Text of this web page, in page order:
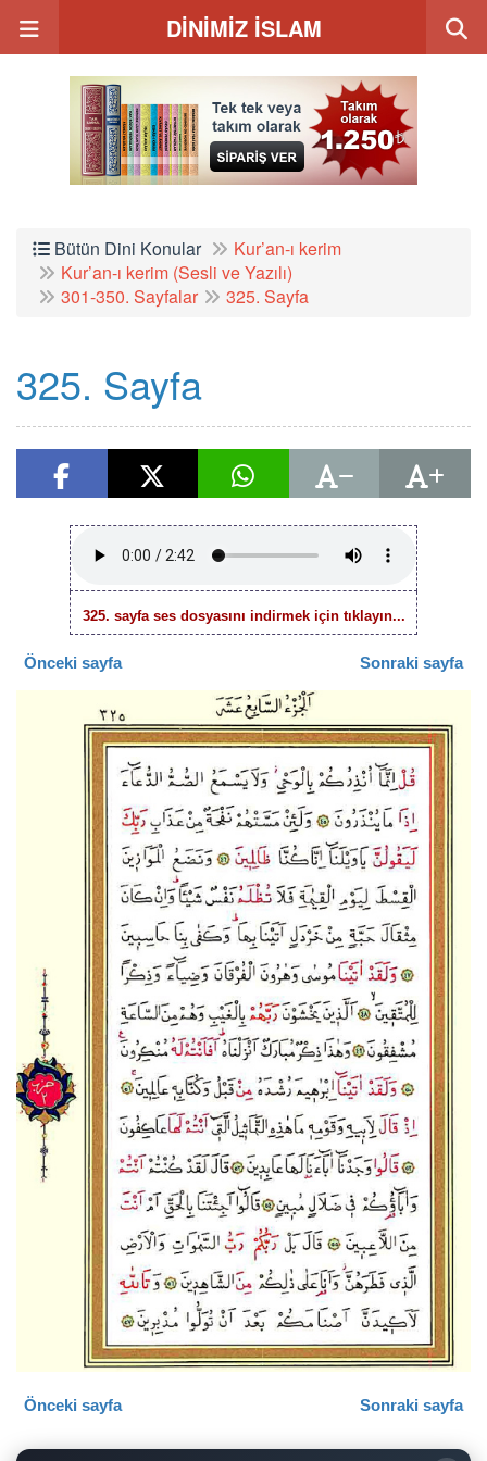
DİNİMİZ İSLAM
Bütün Dini Konular
Kur’an-ı kerim
Kur’an-ı kerim (Sesli ve Yazılı)
301-350. Sayfalar
325. Sayfa
325. Sayfa
325. sayfa ses dosyasını indirmek için tıklayın...
Önceki sayfa Sonraki sayfa
Önceki sayfa Sonraki sayfa